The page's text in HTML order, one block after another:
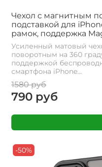
Чехол с магнитным
подставкой для
рамок, поддержка
Усиленный матовый
поворотным на 360
поддержкой
смартфона iPhone...
1580 руб
790 руб
-50%